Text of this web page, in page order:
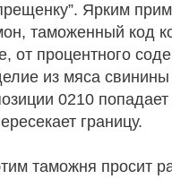
Ярким
таможенный код
от процентного
из мяса свинины
0210
границу.
таможня просит